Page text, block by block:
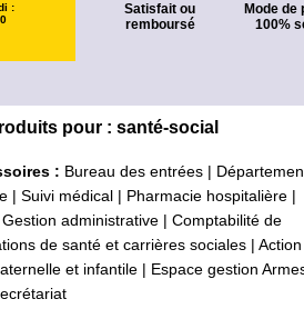
:
Satisfait ou
remboursé
Mode de
100%
pour : santé-social
: Bureau des entrées
Suivi médical Pharmacie hospitalière
Gestion administrative
Comptabilité de
de santé et carrières sociales
Action
et infantile
Espace gestion